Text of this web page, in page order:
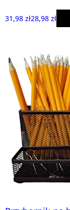
31,98 zł28,98 zł